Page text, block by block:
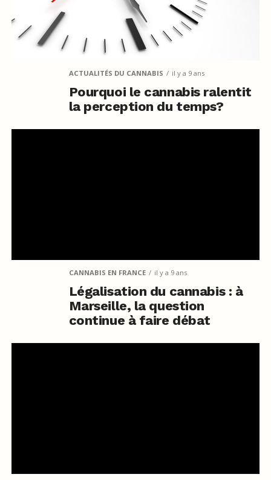
ACTUALITÉS DU CANNABIS il y a 9 ans
Pourquoi le cannabis ralentit
la perception du temps?
CANNABIS EN FRANCE il y a 9 ans
Légalisation du cannabis : à
Marseille, la question
continue à faire débat